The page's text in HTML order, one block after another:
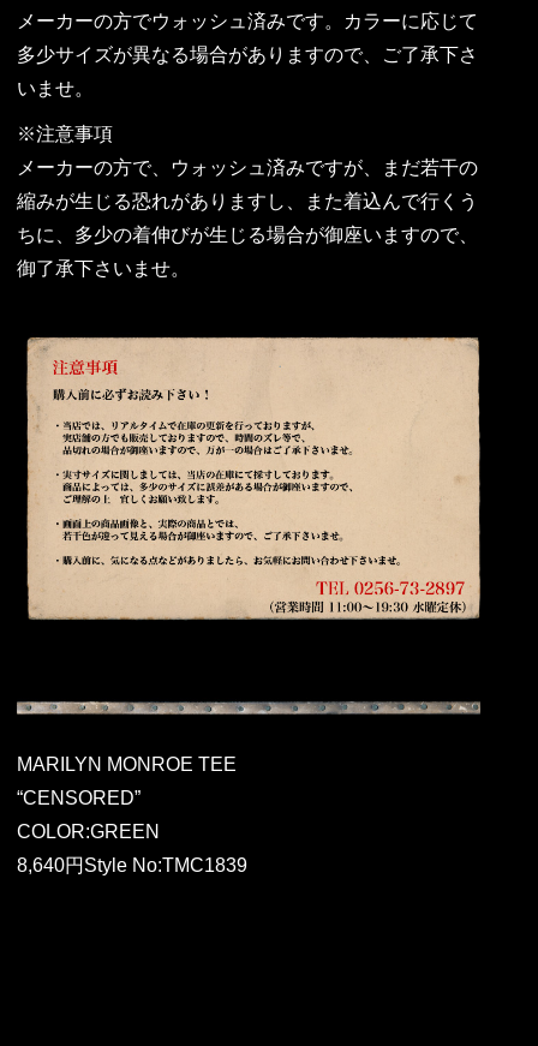
メーカーの方でウォッシュ済みです。カラーに応じて
多少サイズが異なる場合がありますので、ご了承下さ
いませ。
※注意事項
メーカーの方で、ウォッシュ済みですが、まだ若干の
縮みが生じる恐れがありますし、また着込んで行くう
ちに、多少の着伸びが生じる場合が御座いますので、
御了承下さいませ。
MARILYN MONROE TEE
“CENSORED”
COLOR:GREEN
8,640円Style No:TMC1839